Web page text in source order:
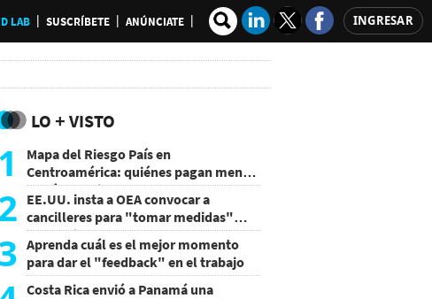
LAB SUSCRÍBETE ANÚNCIATE INGRESAR
LO + VISTO
1
Mapa del Riesgo País en
Centroamérica: quiénes pagan menos
y cuáles mejoraron
EE.UU. insta a OEA convocar a
cancilleres para "tomar medidas"
sobre Nicaragua
Aprenda cuál es el mejor momento
para dar el "feedback" en el trabajo
Costa Rica envió a Panamá una